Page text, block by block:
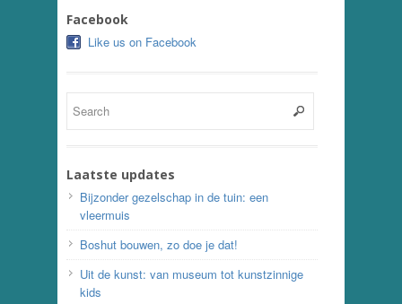
Facebook
Like us on Facebook
Laatste updates
Bijzonder gezelschap in de tuin: een
vleermuis
Boshut bouwen, zo doe je dat!
Uit de kunst: van museum tot kunstzinnige
kids